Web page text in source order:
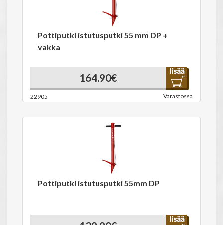
Pottiputki istutusputki 55 mm DP +
vakka
164.90€
22905 Varastossa
Pottiputki istutusputki 55mm DP